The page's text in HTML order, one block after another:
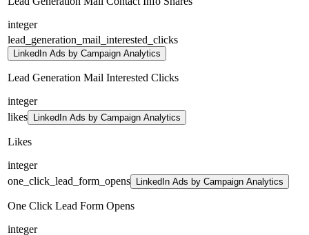
integer
lead_generation_mail_interested_clicks
LinkedIn Ads by Campaign Analytics
Lead Generation Mail Interested Clicks
integer
likes
LinkedIn Ads by Campaign Analytics
Likes
integer
one_click_lead_form_opens
LinkedIn Ads by Campaign Analytics
One Click Lead Form Opens
integer